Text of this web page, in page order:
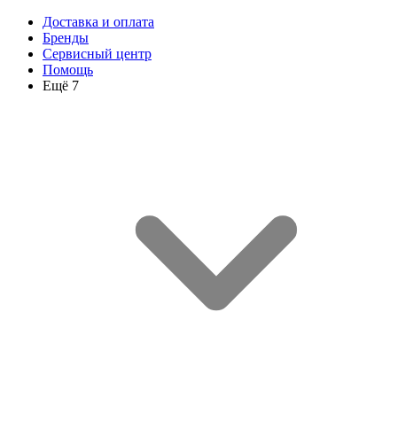
Доставка и оплата
Бренды
Сервисный центр
Помощь
Ещё 7